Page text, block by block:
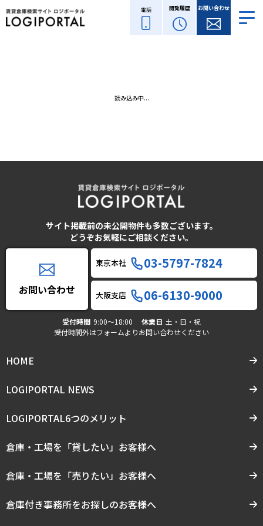
電話 閲覧履歴 お問い合わせ
読み込み中...
サイト掲載前の未公開物件も多数ございます。
どうぞお気軽にご相談ください。
お問い合わせ
東京本社 03-5797-7824
大阪支店 06-6130-9000
受付時間 9:00〜18:00 休業日 土・日・祝
受付時間外はフォームよりお問い合わせください
HOME
LOGIPORTAL NEWS
LOGIPORTAL6つのメリット
倉庫・工場を「貸したい」お客様へ
倉庫・工場を「売りたい」お客様へ
倉庫付き事務所をお探しのお客様へ